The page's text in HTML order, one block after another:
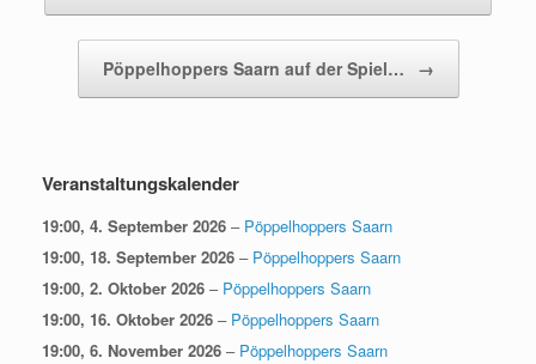
Pöppelhoppers Saarn auf der Spiel… →
Veranstaltungskalender
19:00, 4. September 2026 – Pöppelhoppers Saarn
19:00, 18. September 2026 – Pöppelhoppers Saarn
19:00, 2. Oktober 2026 – Pöppelhoppers Saarn
19:00, 16. Oktober 2026 – Pöppelhoppers Saarn
19:00, 6. November 2026 – Pöppelhoppers Saarn